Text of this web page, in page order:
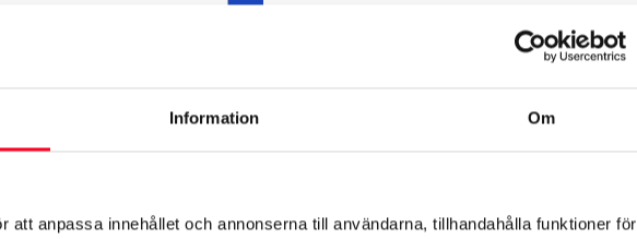
Information Om
att anpassa innehållet och annonserna till användarna, tillhandahålla funktioner för
du valt passar din
däck och fälg har
ut under årens lopp
ut från fabrik.